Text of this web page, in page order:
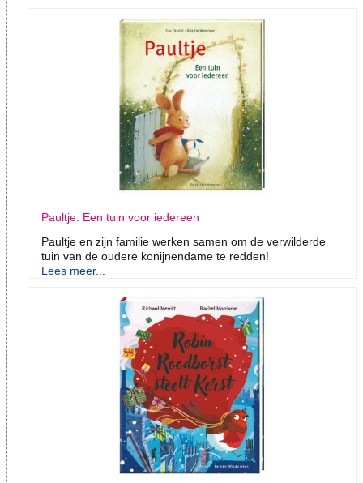
Paultje. Een tuin voor iedereen
Paultje en zijn familie werken samen om de verwilderde
tuin van de oudere konijnendame te redden!
Lees meer...